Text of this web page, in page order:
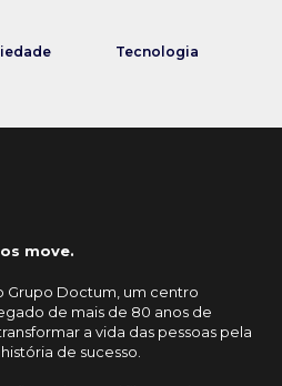
Tecnologia
move.
Grupo Doctum, um centro
de mais de 80 anos de
a vida das pessoas pela
de sucesso.